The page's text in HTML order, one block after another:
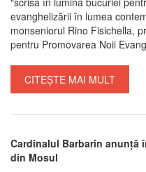
evanghelizării în lumea
monseniorul Rino Fisichella,
pentru Promovarea Noii
CITEȘTE MAI MULT
Cardinalul Barbarin anunță
din Mosul